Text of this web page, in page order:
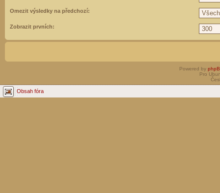
Omezit výsledky na předchozí:
Zobrazit prvních:
Powered by
Pro
Obsah fóra